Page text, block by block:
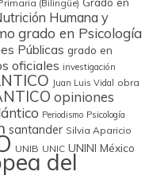
(Bilingüe)
Humana y
grado en Psicología
Públicas grado en
oficiales investigación
Juan Luis Vidal
obra
opiniones
Periodismo Psicología
santander Silvia Aparicio
UNIB UNIC UNINI México
del